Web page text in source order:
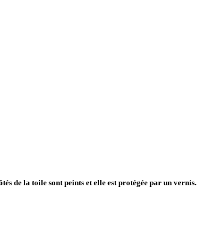
de la toile sont peints et elle est protégée par un vernis.